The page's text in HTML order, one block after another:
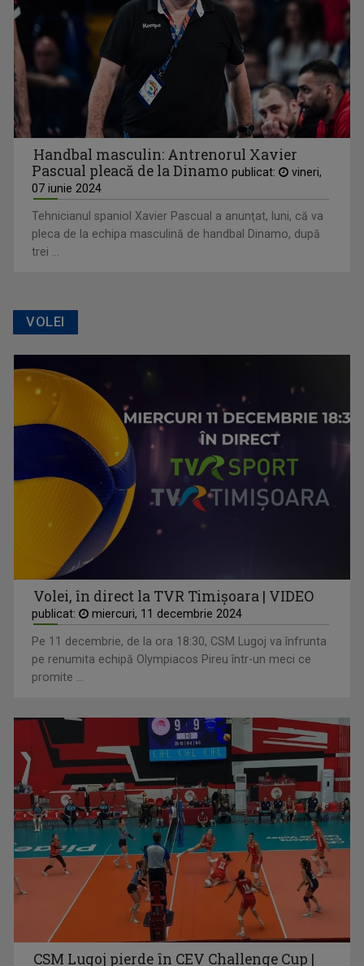
Handbal masculin: Antrenorul Xavier
Pascual pleacă de la Dinamo publicat:
vineri,
07 iunie 2024
Tehnicianul spaniol Xavier Pascual a anunţat, luni, că va
pleca de la echipa masculină de handbal Dinamo, după
trei ...
VOLEI
Volei, în direct la TVR Timișoara | VIDEO
publicat: miercuri, 11 decembrie 2024
Pe 11 decembrie, de la ora 18:30, CSM Lugoj va înfrunta
pe renumita echipă Olympiacos Pireu într-un meci ce
promite ...
CSM Lugoj pierde în CEV Challenge Cup |